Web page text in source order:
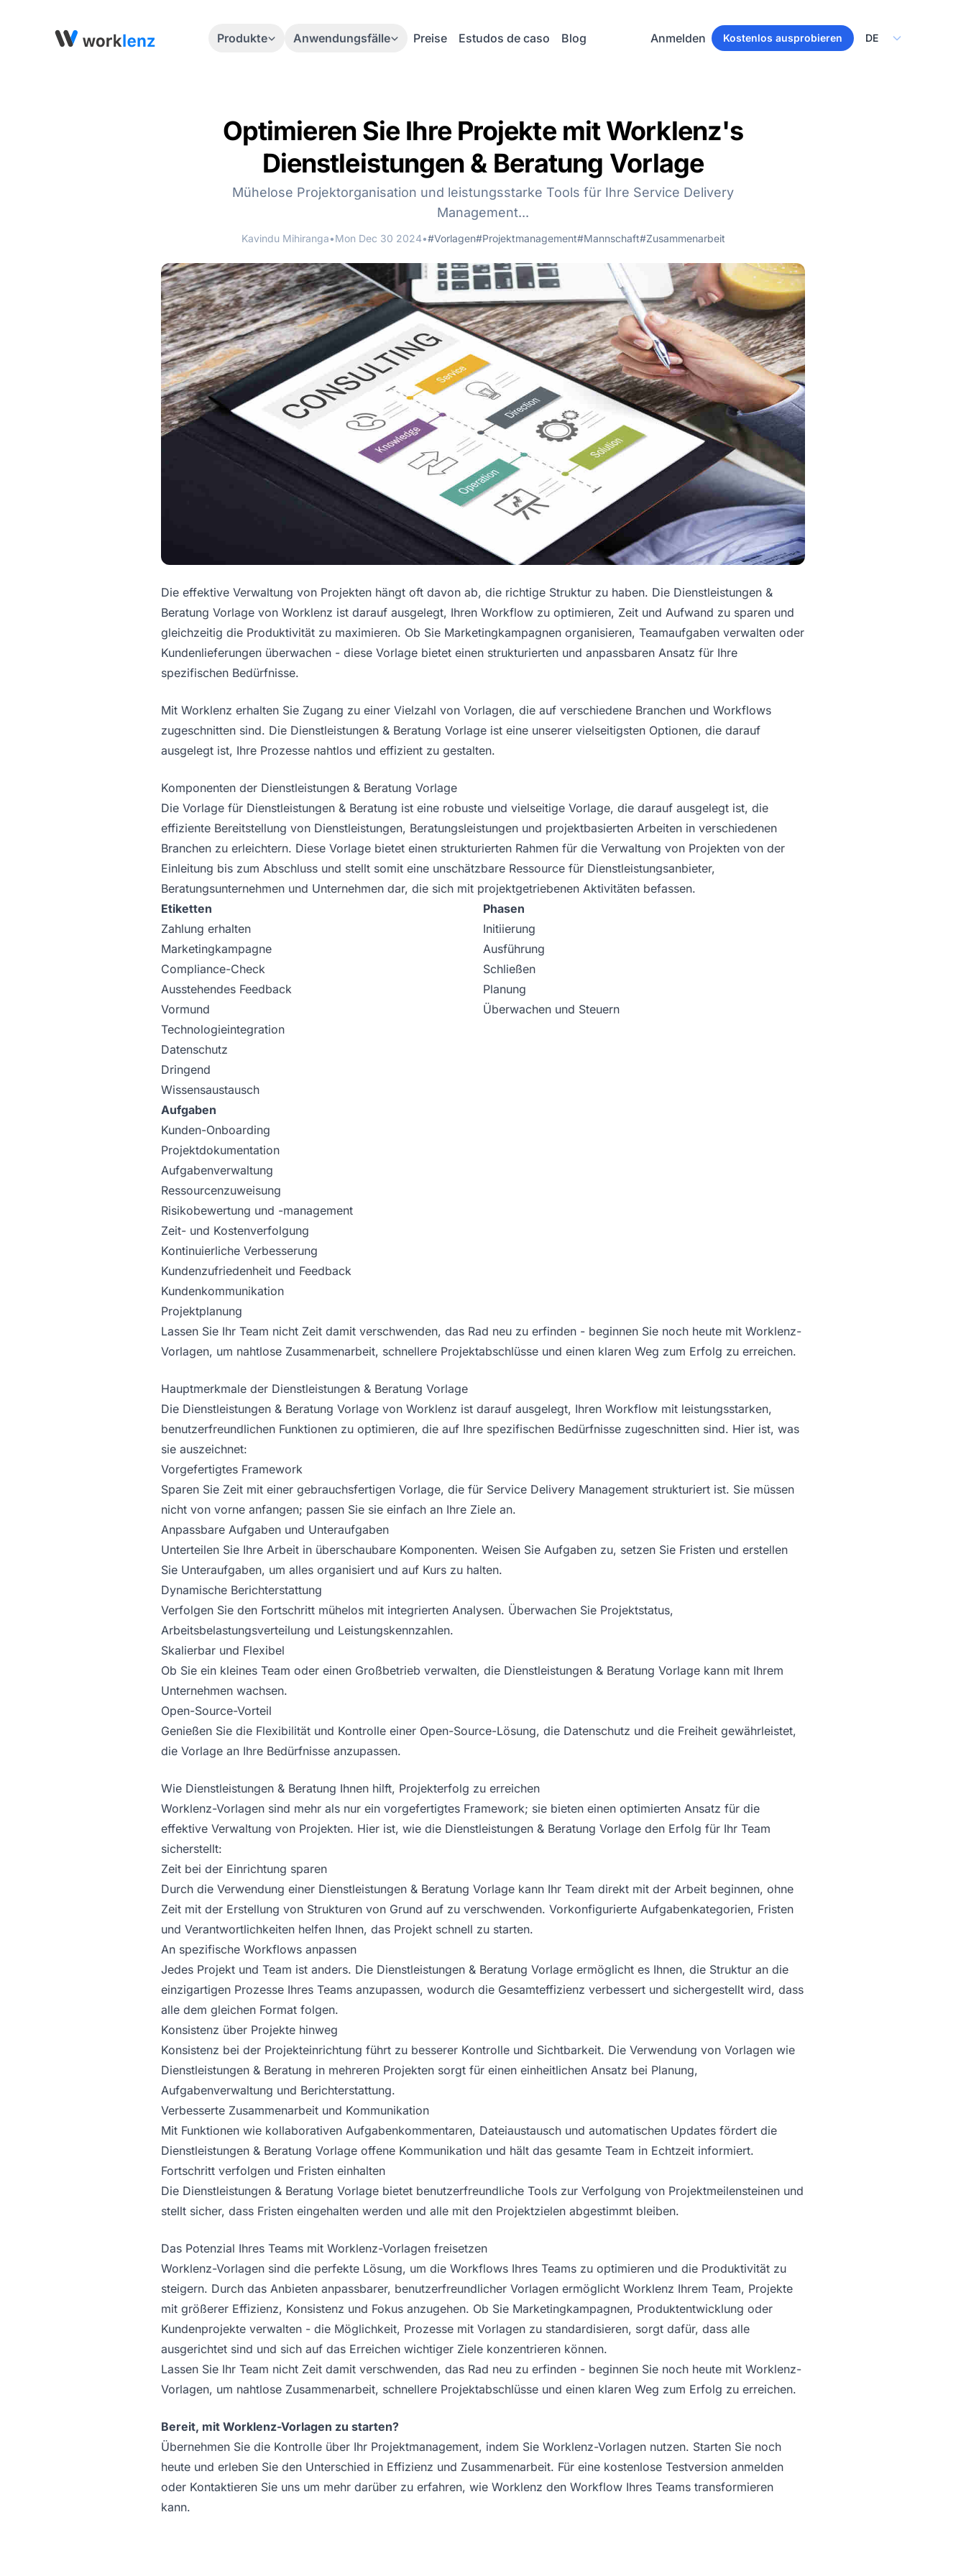
Produkte Anwendungsfälle Preise Estudos de caso Blog Anmelden Kostenlos ausprobieren Select Language
Optimieren Sie Ihre Projekte mit Worklenz's
Dienstleistungen & Beratung Vorlage
Mühelose Projektorganisation und leistungsstarke Tools für Ihre Service Delivery
Management...
Kavindu Mihiranga•Mon Dec 30 2024•#Vorlagen#Projektmanagement#Mannschaft#Zusammenarbeit
Die effektive Verwaltung von Projekten hängt oft davon ab, die richtige Struktur zu haben. Die Dienstleistungen &
Beratung Vorlage von Worklenz ist darauf ausgelegt, Ihren Workflow zu optimieren, Zeit und Aufwand zu sparen und
gleichzeitig die Produktivität zu maximieren. Ob Sie Marketingkampagnen organisieren, Teamaufgaben verwalten oder
Kundenlieferungen überwachen - diese Vorlage bietet einen strukturierten und anpassbaren Ansatz für Ihre
spezifischen Bedürfnisse.
Mit Worklenz erhalten Sie Zugang zu einer Vielzahl von Vorlagen, die auf verschiedene Branchen und Workflows
zugeschnitten sind. Die Dienstleistungen & Beratung Vorlage ist eine unserer vielseitigsten Optionen, die darauf
ausgelegt ist, Ihre Prozesse nahtlos und effizient zu gestalten.
Komponenten der Dienstleistungen & Beratung Vorlage
Die Vorlage für Dienstleistungen & Beratung ist eine robuste und vielseitige Vorlage, die darauf ausgelegt ist, die
effiziente Bereitstellung von Dienstleistungen, Beratungsleistungen und projektbasierten Arbeiten in verschiedenen
Branchen zu erleichtern. Diese Vorlage bietet einen strukturierten Rahmen für die Verwaltung von Projekten von der
Einleitung bis zum Abschluss und stellt somit eine unschätzbare Ressource für Dienstleistungsanbieter,
Beratungsunternehmen und Unternehmen dar, die sich mit projektgetriebenen Aktivitäten befassen.
Etiketten
Zahlung erhalten
Marketingkampagne
Compliance-Check
Ausstehendes Feedback
Vormund
Technologieintegration
Datenschutz
Dringend
Wissensaustausch
Phasen
Initiierung
Ausführung
Schließen
Planung
Überwachen und Steuern
Aufgaben
Kunden-Onboarding
Projektdokumentation
Aufgabenverwaltung
Ressourcenzuweisung
Risikobewertung und -management
Zeit- und Kostenverfolgung
Kontinuierliche Verbesserung
Kundenzufriedenheit und Feedback
Kundenkommunikation
Projektplanung
Lassen Sie Ihr Team nicht Zeit damit verschwenden, das Rad neu zu erfinden - beginnen Sie noch heute mit Worklenz-
Vorlagen, um nahtlose Zusammenarbeit, schnellere Projektabschlüsse und einen klaren Weg zum Erfolg zu erreichen.
Hauptmerkmale der Dienstleistungen & Beratung Vorlage
Die Dienstleistungen & Beratung Vorlage von Worklenz ist darauf ausgelegt, Ihren Workflow mit leistungsstarken,
benutzerfreundlichen Funktionen zu optimieren, die auf Ihre spezifischen Bedürfnisse zugeschnitten sind. Hier ist, was
sie auszeichnet:
Vorgefertigtes Framework
Sparen Sie Zeit mit einer gebrauchsfertigen Vorlage, die für Service Delivery Management strukturiert ist. Sie müssen
nicht von vorne anfangen; passen Sie sie einfach an Ihre Ziele an.
Anpassbare Aufgaben und Unteraufgaben
Unterteilen Sie Ihre Arbeit in überschaubare Komponenten. Weisen Sie Aufgaben zu, setzen Sie Fristen und erstellen
Sie Unteraufgaben, um alles organisiert und auf Kurs zu halten.
Dynamische Berichterstattung
Verfolgen Sie den Fortschritt mühelos mit integrierten Analysen. Überwachen Sie Projektstatus,
Arbeitsbelastungsverteilung und Leistungskennzahlen.
Skalierbar und Flexibel
Ob Sie ein kleines Team oder einen Großbetrieb verwalten, die Dienstleistungen & Beratung Vorlage kann mit Ihrem
Unternehmen wachsen.
Open-Source-Vorteil
Genießen Sie die Flexibilität und Kontrolle einer Open-Source-Lösung, die Datenschutz und die Freiheit gewährleistet,
die Vorlage an Ihre Bedürfnisse anzupassen.
Wie Dienstleistungen & Beratung Ihnen hilft, Projekterfolg zu erreichen
Worklenz-Vorlagen sind mehr als nur ein vorgefertigtes Framework; sie bieten einen optimierten Ansatz für die
effektive Verwaltung von Projekten. Hier ist, wie die Dienstleistungen & Beratung Vorlage den Erfolg für Ihr Team
sicherstellt:
Zeit bei der Einrichtung sparen
Durch die Verwendung einer Dienstleistungen & Beratung Vorlage kann Ihr Team direkt mit der Arbeit beginnen, ohne
Zeit mit der Erstellung von Strukturen von Grund auf zu verschwenden. Vorkonfigurierte Aufgabenkategorien, Fristen
und Verantwortlichkeiten helfen Ihnen, das Projekt schnell zu starten.
An spezifische Workflows anpassen
Jedes Projekt und Team ist anders. Die Dienstleistungen & Beratung Vorlage ermöglicht es Ihnen, die Struktur an die
einzigartigen Prozesse Ihres Teams anzupassen, wodurch die Gesamteffizienz verbessert und sichergestellt wird, dass
alle dem gleichen Format folgen.
Konsistenz über Projekte hinweg
Konsistenz bei der Projekteinrichtung führt zu besserer Kontrolle und Sichtbarkeit. Die Verwendung von Vorlagen wie
Dienstleistungen & Beratung in mehreren Projekten sorgt für einen einheitlichen Ansatz bei Planung,
Aufgabenverwaltung und Berichterstattung.
Verbesserte Zusammenarbeit und Kommunikation
Mit Funktionen wie kollaborativen Aufgabenkommentaren, Dateiaustausch und automatischen Updates fördert die
Dienstleistungen & Beratung Vorlage offene Kommunikation und hält das gesamte Team in Echtzeit informiert.
Fortschritt verfolgen und Fristen einhalten
Die Dienstleistungen & Beratung Vorlage bietet benutzerfreundliche Tools zur Verfolgung von Projektmeilensteinen und
stellt sicher, dass Fristen eingehalten werden und alle mit den Projektzielen abgestimmt bleiben.
Das Potenzial Ihres Teams mit Worklenz-Vorlagen freisetzen
Worklenz-Vorlagen sind die perfekte Lösung, um die Workflows Ihres Teams zu optimieren und die Produktivität zu
steigern. Durch das Anbieten anpassbarer, benutzerfreundlicher Vorlagen ermöglicht Worklenz Ihrem Team, Projekte
mit größerer Effizienz, Konsistenz und Fokus anzugehen. Ob Sie Marketingkampagnen, Produktentwicklung oder
Kundenprojekte verwalten - die Möglichkeit, Prozesse mit Vorlagen zu standardisieren, sorgt dafür, dass alle
ausgerichtet sind und sich auf das Erreichen wichtiger Ziele konzentrieren können.
Lassen Sie Ihr Team nicht Zeit damit verschwenden, das Rad neu zu erfinden - beginnen Sie noch heute mit Worklenz-
Vorlagen, um nahtlose Zusammenarbeit, schnellere Projektabschlüsse und einen klaren Weg zum Erfolg zu erreichen.
Bereit, mit Worklenz-Vorlagen zu starten?
Übernehmen Sie die Kontrolle über Ihr Projektmanagement, indem Sie Worklenz-Vorlagen nutzen. Starten Sie noch
heute und erleben Sie den Unterschied in Effizienz und Zusammenarbeit. Für eine kostenlose Testversion anmelden
oder Kontaktieren Sie uns um mehr darüber zu erfahren, wie Worklenz den Workflow Ihres Teams transformieren
kann.